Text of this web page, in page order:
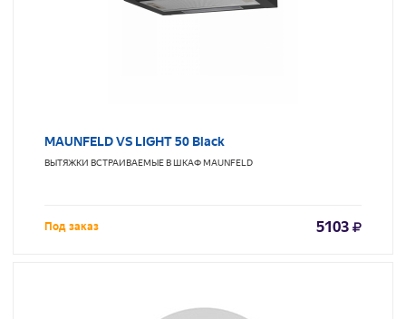
MAUNFELD VS LIGHT 50 Black
ВЫТЯЖКИ ВСТРАИВАЕМЫЕ В ШКАФMAUNFELD
Под заказ 5103